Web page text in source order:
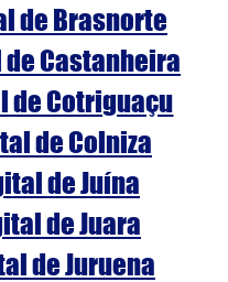
de Brasnorte
Castanheira
de Cotriguaçu
de Colniza
de Juína
de Juara
de Juruena